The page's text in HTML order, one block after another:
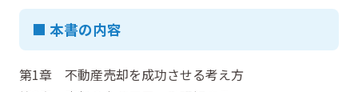
■ 本書の内容
第1章 不動産売却を成功させる考え方